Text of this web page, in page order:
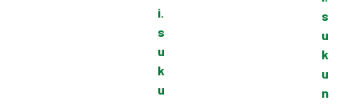
i.
s
u
k
u
s
u
k
u
n